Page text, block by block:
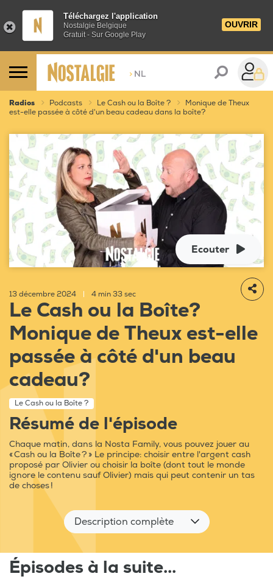
Téléchargez l'application
Nostalgie Belgique
Gratuit - Sur Google Play
OUVRIR
> NL
Radios Podcasts Le Cash ou la Boîte ?
Monique de Theux
est-elle passée à côté d'un beau cadeau dans la boîte?
Ecouter
13 décembre 2024 4 min 33 sec
Le Cash ou la Boîte?
Monique de Theux est-elle
passée à côté d'un beau
cadeau?
Le Cash ou la Boîte ?
Résumé de l'épisode
Chaque matin, dans la Nosta Family, vous pouvez jouer au
« Cash ou la Boîte ? » Le principe: choisir entre l'argent cash
proposé par Olivier ou choisir la boîte (dont tout le monde
ignore le contenu sauf Olivier) mais qui peut contenir un tas
de choses !
Description complète
Épisodes à la suite...